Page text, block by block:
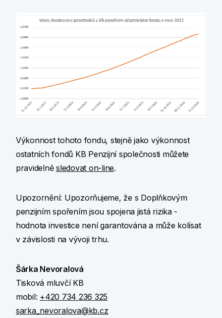
Výkonnost tohoto fondu, stejně jako výkonnost
ostatních fondů KB Penzijní společnosti můžete
pravidelněsledovat on-line.
Upozornění: Upozorňujeme, že s Doplňkovým
penzijním spořením jsou spojena jistá rizika -
hodnota investice není garantována a může kolísat
v závislosti na vývoji trhu.
Šárka Nevoralová
Tisková mluvčí KB
mobil: +420 734 236 325
sarka_nevoralova@kb.cz